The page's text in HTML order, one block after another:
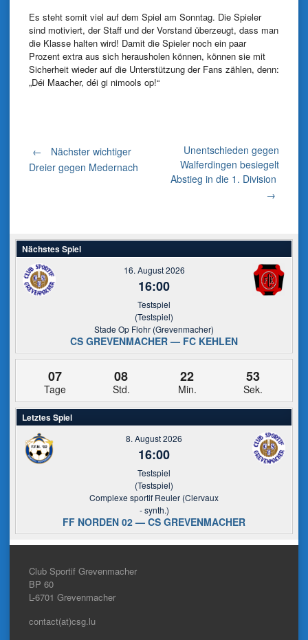
Es steht somit viel auf dem Spiel am Sonntag. Die Spieler
sind motiviert, der Staff und der Vorstand überzeugt, dass man
die Klasse halten wird! Damit die Spieler noch ein paar
Prozent extra aus sich herausholen können, können sie mit
Sicherheit wieder auf die Unterstützung der Fans zählen, denn:
„Déi Maacher, déi gi nimools op!“
Post
←
Nächster wichtiger
Dreier gegen Medernach
Unentschieden gegen
Walferdingen besiegelt
Abstieg in die 1. Division
→
Nächstes Spiel
16. August 2026
16:00
Testspiel
(Testspiel)
Stade Op Flohr (Grevenmacher)
CS GREVENMACHER — FC KEHLEN
07
Tage
08
Std.
22
Min.
53
Sek.
Letztes Spiel
8. August 2026
16:00
Testspiel
(Testspiel)
Complexe sportif Reuler (Clervaux
- synth.)
FF NORDEN 02 — CS GREVENMACHER
Club Sportif Grevenmacher
BP 60
L-6701 Grevenmacher
contact(at)csg.lu